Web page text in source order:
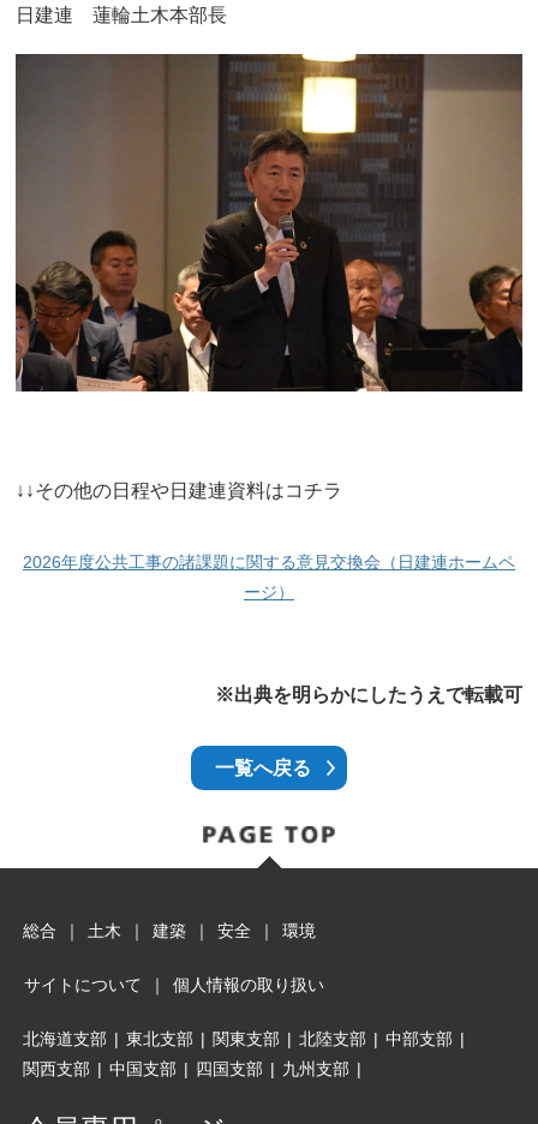
日建連 蓮輪土木本部長
↓↓その他の日程や日建連資料はコチラ
2026年度公共工事の諸課題に関する意見交換会（日建連ホームペ
ージ）
※出典を明らかにしたうえで転載可
一覧へ戻る
総合 ｜ 土木 ｜ 建築 ｜ 安全 ｜ 環境
サイトについて ｜ 個人情報の取り扱い
北海道支部 | 東北支部 | 関東支部 | 北陸支部 | 中部支部 |
関西支部 | 中国支部 | 四国支部 | 九州支部 |